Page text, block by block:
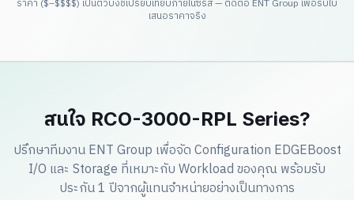
ราคา ($–$$$$) เป็นตัวบ่งชี้เปรียบเทียบภายในซีรีส์ — ติดต่อ ENT Group เพื่อรับใบ
เสนอราคาจริง
สนใจ RCO-3000-RPL Series?
ปรึกษาทีมงาน ENT Group เพื่อจัด Configuration EDGEBoost
I/O และ Storage ที่เหมาะกับ Workload ของคุณ พร้อมรับ
ประกัน 1 ปีจากผู้แทนจำหน่ายอย่างเป็นทางการ